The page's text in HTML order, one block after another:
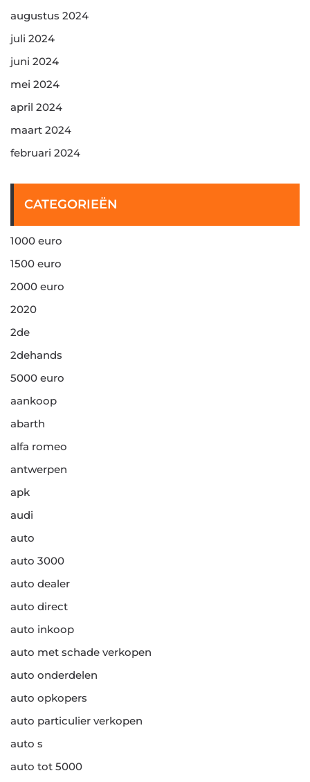
augustus 2024
juli 2024
juni 2024
mei 2024
april 2024
maart 2024
februari 2024
CATEGORIEËN
1000 euro
1500 euro
2000 euro
2020
2de
2dehands
5000 euro
aankoop
abarth
alfa romeo
antwerpen
apk
audi
auto
auto 3000
auto dealer
auto direct
auto inkoop
auto met schade verkopen
auto onderdelen
auto opkopers
auto particulier verkopen
auto s
auto tot 5000